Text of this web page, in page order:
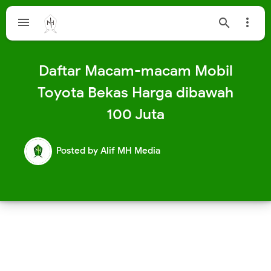
  
Daftar Macam-macam Mobil
Toyota Bekas Harga dibawah
100 Juta
Posted by Alif MH Media